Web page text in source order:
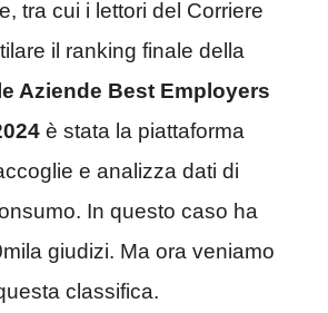
tra cui i lettori del Corriere
il ranking finale della
Aziende Best Employers
è stata la piattaforma
e analizza dati di
In questo caso ha
giudizi. Ma ora veniamo
classifica.